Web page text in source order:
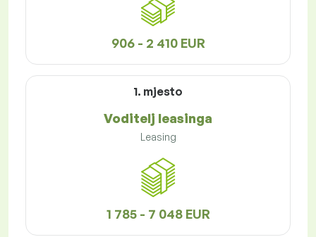
906 - 2 410 EUR
1. mjesto
Voditelj leasinga
Leasing
1 785 - 7 048 EUR